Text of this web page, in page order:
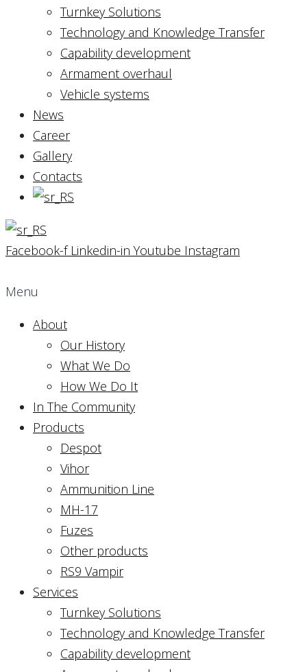
Turnkey Solutions
Technology and Knowledge Transfer
Capability development
Armament overhaul
Vehicle systems
News
Career
Gallery
Contacts
Facebook-f Linkedin-in Youtube Instagram
Menu
About
Our History
What We Do
How We Do It
In The Community
Products
Despot
Vihor
Ammunition Line
MH-17
Fuzes
Other products
RS9 Vampir
Services
Turnkey Solutions
Technology and Knowledge Transfer
Capability development